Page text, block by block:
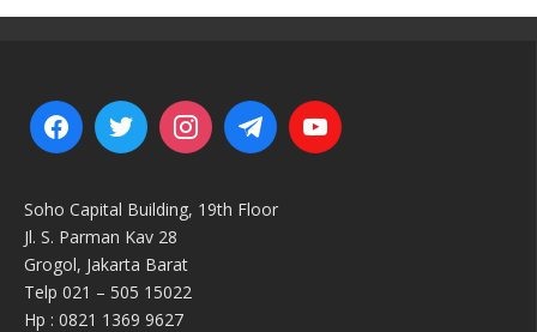
Soho Capital Building, 19th Floor
Jl. S. Parman Kav 28
Grogol, Jakarta Barat
Telp 021 – 505 15022
Hp : 0821 1369 9627